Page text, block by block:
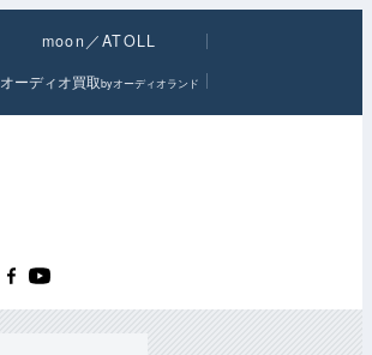
moon／ATOLL
オーディオ買取byオーディオランド